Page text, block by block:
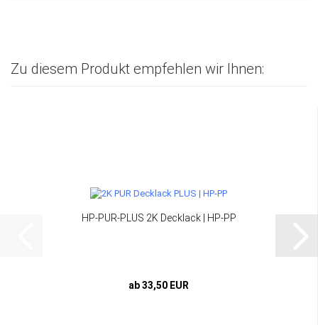
Zu diesem Produkt empfehlen wir Ihnen:
HP-PUR-PLUS 2K Decklack | HP-PP
ab 33,50 EUR